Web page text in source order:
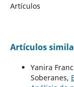
Artículos
Artículos
Yanira
Soberanes,